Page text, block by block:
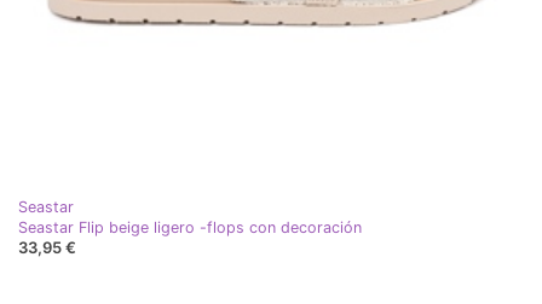
Seastar
Seastar Flip beige ligero -flops con decoración
33,95 €